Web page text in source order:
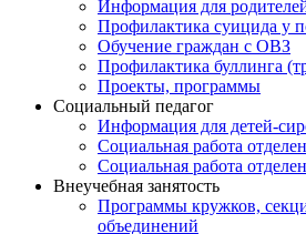
Информация для
Профилактика суицида у
Обучение граждан с ОВЗ
Профилактика буллинга
Проекты, программы
Социальный педагог
Информация для детей-
Социальная работа
Социальная работа
Внеучебная занятость
Программы кружков,
объединений